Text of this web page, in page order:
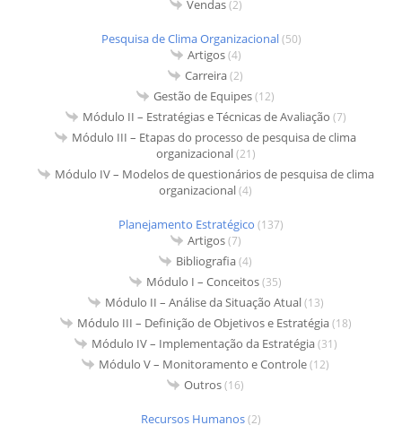
Vendas(2)
Pesquisa de Clima Organizacional(50)
Artigos(4)
Carreira(2)
Gestão de Equipes(12)
Módulo II – Estratégias e Técnicas de Avaliação (7)
Módulo III – Etapas do processo de pesquisa de clima
organizacional(21)
Módulo IV – Modelos de questionários de pesquisa de clima
organizacional(4)
Planejamento Estratégico (137)
Artigos(7)
Bibliografia(4)
Módulo I – Conceitos(35)
Módulo II – Análise da Situação Atual(13)
Módulo III – Definição de Objetivos e Estratégia(18)
Módulo IV – Implementação da Estratégia(31)
Módulo V – Monitoramento e Controle(12)
Outros(16)
Recursos Humanos(2)